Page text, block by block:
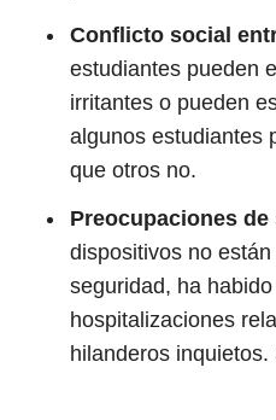
Conflicto social
estudiantes pueden
irritantes o pueden
algunos estudiantes
que otros no.
Preocupaciones de
dispositivos no
seguridad, ha
hospitalizaciones
hilanderos inquietos.